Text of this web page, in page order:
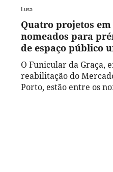
Lusa
Quatro projetos
nomeados para
de espaço público
O Funicular da Graça,
reabilitação do
Porto, estão entre os